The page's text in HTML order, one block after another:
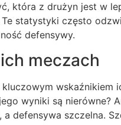
która z drużyn jest w
statystyki często
defensywy.
meczach
wskaźnikiem
wyniki są nierówne?
defensywa szczelna.